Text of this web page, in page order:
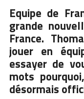
Equipe de
grande
France.
jouer en
essayer de
mots
désormais